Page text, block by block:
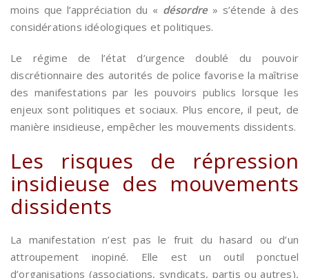
moins que l’appréciation du « désordre» s’étende à des
considérations idéologiques et politiques.
Le régime de l’état d’urgence doublé du pouvoir
discrétionnaire des autorités de police favorise la maîtrise
des manifestations par les pouvoirs publics lorsque les
enjeux sont politiques et sociaux. Plus encore, il peut, de
manière insidieuse, empêcher les mouvements dissidents.
Les risques de répression
insidieuse des mouvements
dissidents
La manifestation n’est pas le fruit du hasard ou d’un
attroupement inopiné. Elle est un outil ponctuel
d’organisations (associations, syndicats, partis ou autres),